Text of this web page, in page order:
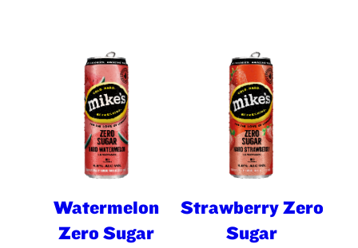
Watermelon
Zero Sugar
Strawberry Zero
Sugar